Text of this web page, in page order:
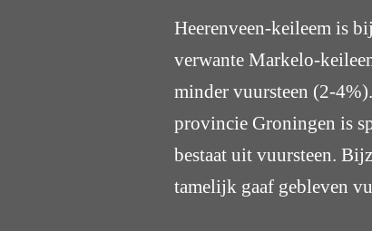
Heerenveen-keileem is
verwante Markelo-
minder vuursteen (2-
provincie Groningen is
bestaat uit vuursteen.
tamelijk gaaf gebleven